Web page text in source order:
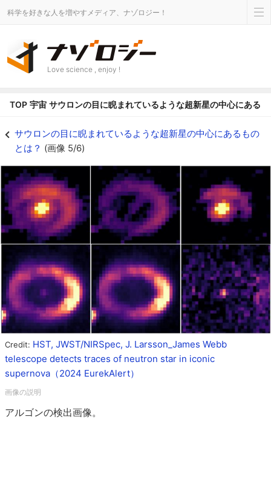
科学を好きな人を増やすメディア、ナゾロジー！
Love science , enjoy !
TOP 宇宙 サウロンの目に睨まれているような超新星の中心にある
サウロンの目に睨まれているような超新星の中心にあるもの
とは？ (画像 5/6)
Credit: HST, JWST/NIRSpec, J. Larsson_James Webb
telescope detects traces of neutron star in iconic
supernova（2024 EurekAlert）
アルゴンの検出画像。